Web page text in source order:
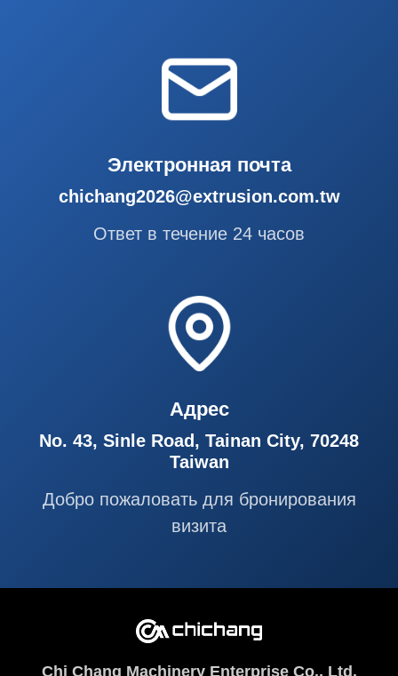
Электронная почта
chichang2026@extrusion.com.tw
Ответ в течение 24 часов
Адрес
No. 43, Sinle Road, Tainan City, 70248
Taiwan
Добро пожаловать для бронирования
визита
Chi Chang Machinery Enterprise Co., Ltd.